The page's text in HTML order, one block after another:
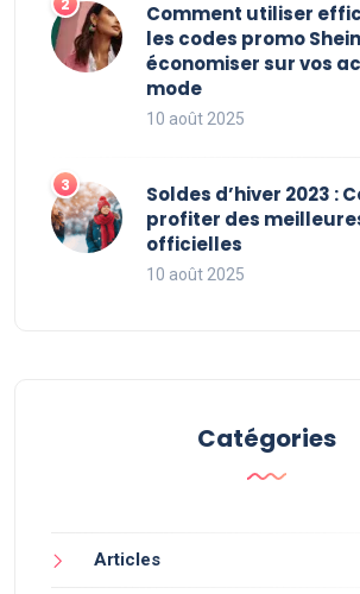
Comment utiliser
les codes promo
économiser sur vos
mode
10 août 2025
Soldes d’hiver 2023 :
profiter des
officielles
10 août 2025
Catégories
Articles